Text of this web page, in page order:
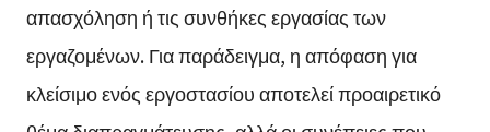
απασχόληση ή τις συνθήκες εργασίας των
εργαζομένων. Για παράδειγμα, η απόφαση για
κλείσιμο ενός εργοστασίου αποτελεί προαιρετικό